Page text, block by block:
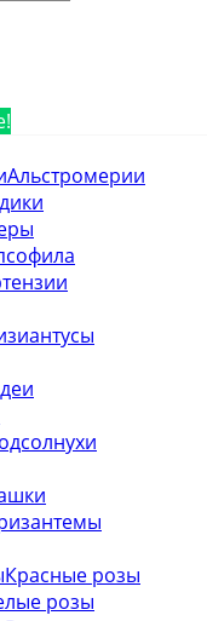
Альстромерии
Красные розы
розы